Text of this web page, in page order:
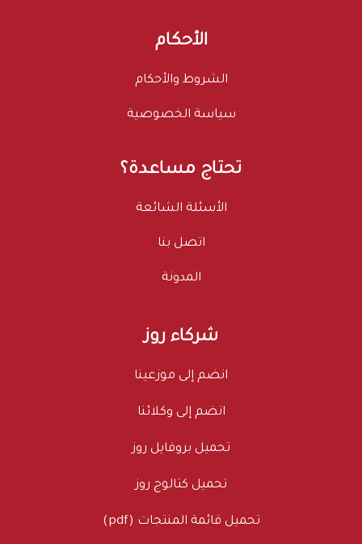
الأحكام
الشروط والأحكام
سياسة الخصوصية
تحتاج مساعدة؟
الأسئلة الشائعة
اتصل بنا
المدونة
شركاء روز
انضم إلى موزعينا
انضم إلى وكلائنا
تحميل بروفايل روز
تحميل كتالوج روز
تحميل قائمة المنتجات (pdf)